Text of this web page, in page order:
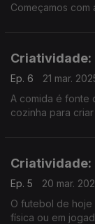
Começamos com
Criatividade:
Ep. 6
21 mar.
A comida é fonte
cozinha para
Criatividade:
Ep. 5
20 mar.
O futebol de hoje
física ou em